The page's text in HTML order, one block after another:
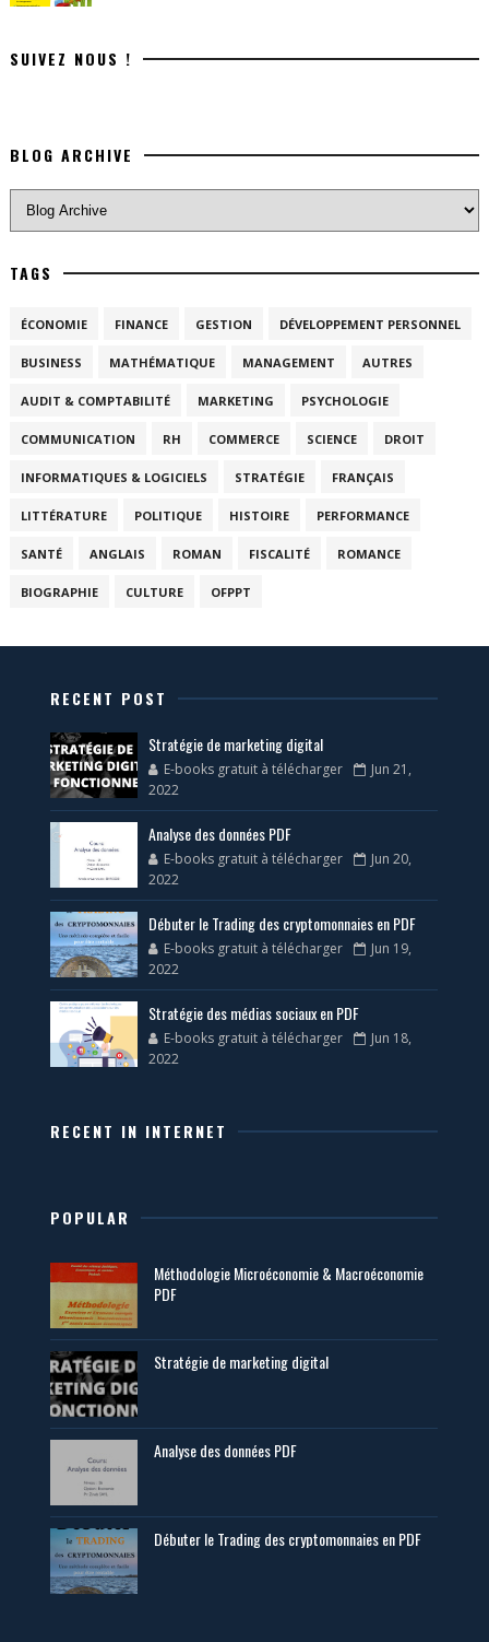
SUIVEZ NOUS !
BLOG ARCHIVE
TAGS
ÉCONOMIE FINANCE GESTION DÉVELOPPEMENT PERSONNEL
BUSINESS MATHÉMATIQUE MANAGEMENT AUTRES
AUDIT & COMPTABILITÉ MARKETING PSYCHOLOGIE
COMMUNICATION RH COMMERCE SCIENCE DROIT
INFORMATIQUES & LOGICIELS STRATÉGIE FRANÇAIS
LITTÉRATURE POLITIQUE HISTOIRE PERFORMANCE
SANTÉ ANGLAIS ROMAN FISCALITÉ ROMANCE
BIOGRAPHIE CULTURE OFPPT
RECENT POST
Stratégie de marketing digital
E-books gratuit à télécharger
Jun 21,
2022
Analyse des données PDF
E-books gratuit à télécharger
Jun 20,
2022
Débuter le Trading des cryptomonnaies en PDF
E-books gratuit à télécharger
Jun 19,
2022
Stratégie des médias sociaux en PDF
E-books gratuit à télécharger
Jun 18,
2022
RECENT IN INTERNET
POPULAR
Méthodologie Microéconomie & Macroéconomie
PDF
Stratégie de marketing digital
Analyse des données PDF
Débuter le Trading des cryptomonnaies en PDF